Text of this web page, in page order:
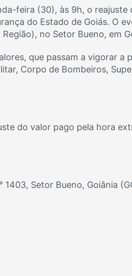
feira (30), às 9h, o reajuste
do Estado de Goiás. O
no Setor Bueno, em
que passam a vigorar a
Corpo de Bombeiros,
do valor pago pela hora
1403, Setor Bueno, Goiânia